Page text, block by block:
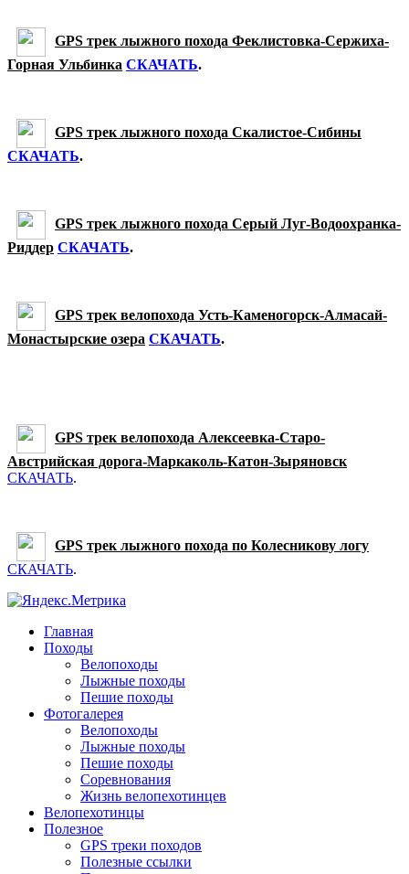
GPS трек лыжного похода Феклистовка-Сержиха-
Горная Ульбинка СКАЧАТЬ.
GPS трек лыжного похода Скалистое-Сибины
СКАЧАТЬ.
GPS трек лыжного похода Серый Луг-Водоохранка-
Риддер СКАЧАТЬ.
GPS трек велопохода Усть-Каменогорск-Алмасай-
Монастырские озера СКАЧАТЬ.
GPS трек велопохода Алексеевка-Старо-
Австрийская дорога-Маркаколь-Катон-Зыряновск
СКАЧАТЬ.
GPS трек лыжного похода по Колесникову логу
СКАЧАТЬ.
Главная
Походы
Велопоходы
Лыжные походы
Пешие походы
Фотогалерея
Велопоходы
Лыжные походы
Пешие походы
Соревнования
Жизнь велопехотинцев
Велопехотинцы
Полезное
GPS треки походов
Полезные ссылки